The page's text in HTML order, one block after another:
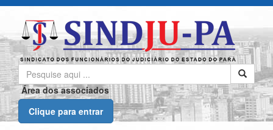
Área dos associados
Clique para entrar